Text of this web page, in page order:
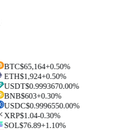
BTC$65,164+0.50%
ETH$1,924+0.50%
USDT$0.9993670.00%
BNB$603+0.30%
USDC$0.9996550.00%
XRP$1.04-0.30%
SOL$76.89+1.10%